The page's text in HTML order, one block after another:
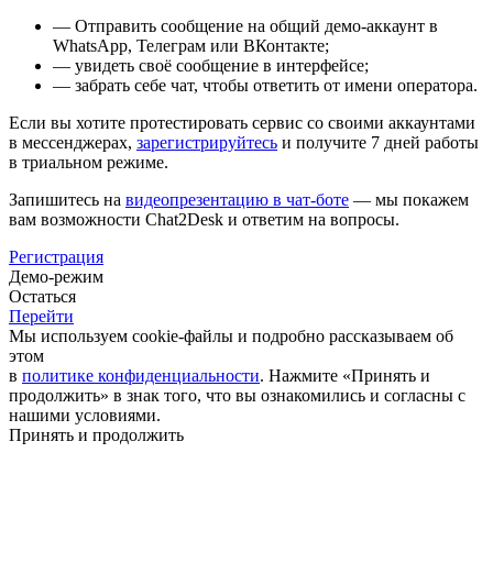
— Отправить сообщение на общий демо-аккаунт в
WhatsApp, Телеграм или ВКонтакте;
— увидеть своё сообщение в интерфейсе;
— забрать себе чат, чтобы ответить от имени оператора.
Если вы хотите протестировать сервис со своими аккаунтами
в мессенджерах, зарегистрируйтесь и получите 7 дней работы
в триальном режиме.
Запишитесь на видеопрезентацию в чат-боте — мы покажем
вам возможности Chat2Desk и ответим на вопросы.
Регистрация
Демо-режим
Остаться
Перейти
Мы используем cookie-файлы и подробно рассказываем об
этом
в политике конфиденциальности. Нажмите «Принять и
продолжить» в знак того, что вы ознакомились и согласны с
нашими условиями.
Принять и продолжить